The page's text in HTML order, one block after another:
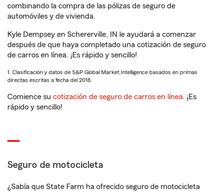
combinando la compra de las pólizas de seguro de
automóviles y de vivienda.
Kyle Dempsey en Schererville, IN le ayudará a comenzar
después de que haya completado una cotización de seguro
de carros en línea. ¡Es rápido y sencillo!
1. Clasificación y datos de S&P Global Market Intelligence basados en primas
directas escritas a fecha del 2018.
Comience su cotización de seguro de carros en línea. ¡Es
rápido y sencillo!
Seguro de motocicleta
¿Sabía que State Farm ha ofrecido seguro de motocicleta